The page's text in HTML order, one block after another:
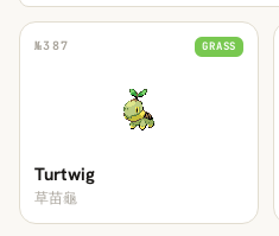
№387 GRASS
Turtwig
草苗龜